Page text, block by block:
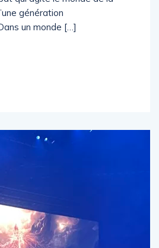
génération
un monde […]